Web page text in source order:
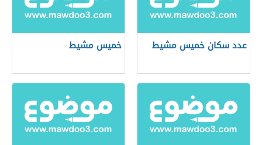
عدد سكان خميس مشيط خميس مشيط